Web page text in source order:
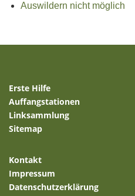
Auswildern nicht möglich
Erste Hilfe
Auffangstationen
Linksammlung
Sitemap
Kontakt
Impressum
Datenschutzerklärung